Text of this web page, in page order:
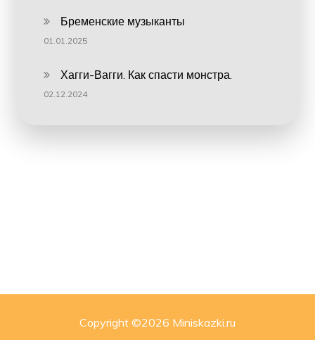
Бременские музыканты
01.01.2025
Хагги-Вагги. Как спасти монстра.
02.12.2024
Copyright ©2026 Miniskazki.ru